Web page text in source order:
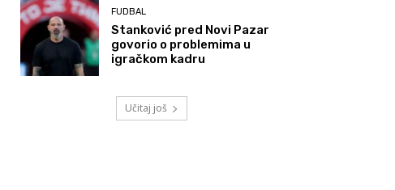
FUDBAL
Stanković pred Novi Pazar
govorio o problemima u
igračkom kadru
Učitaj još